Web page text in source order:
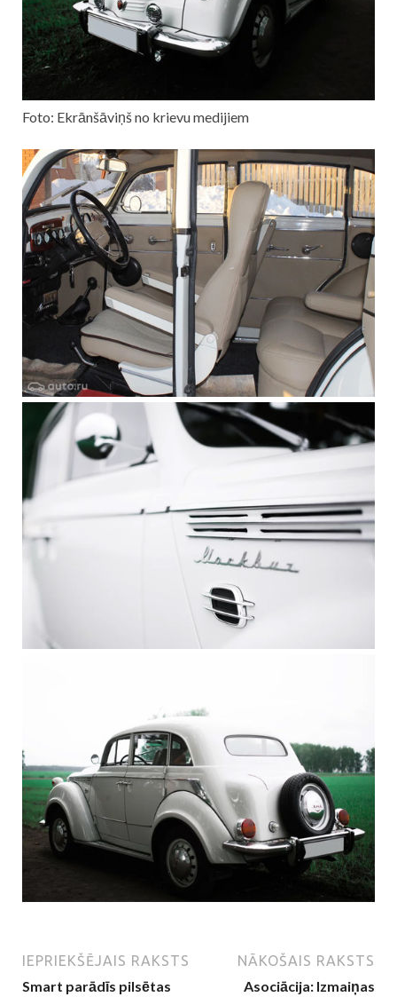
Foto: Ekrānšāviņš no krievu medijiem
IEPRIEKŠĒJAIS RAKSTS
Smart parādīs pilsētas
NĀKOŠAIS RAKSTS
Asociācija: Izmaiņas